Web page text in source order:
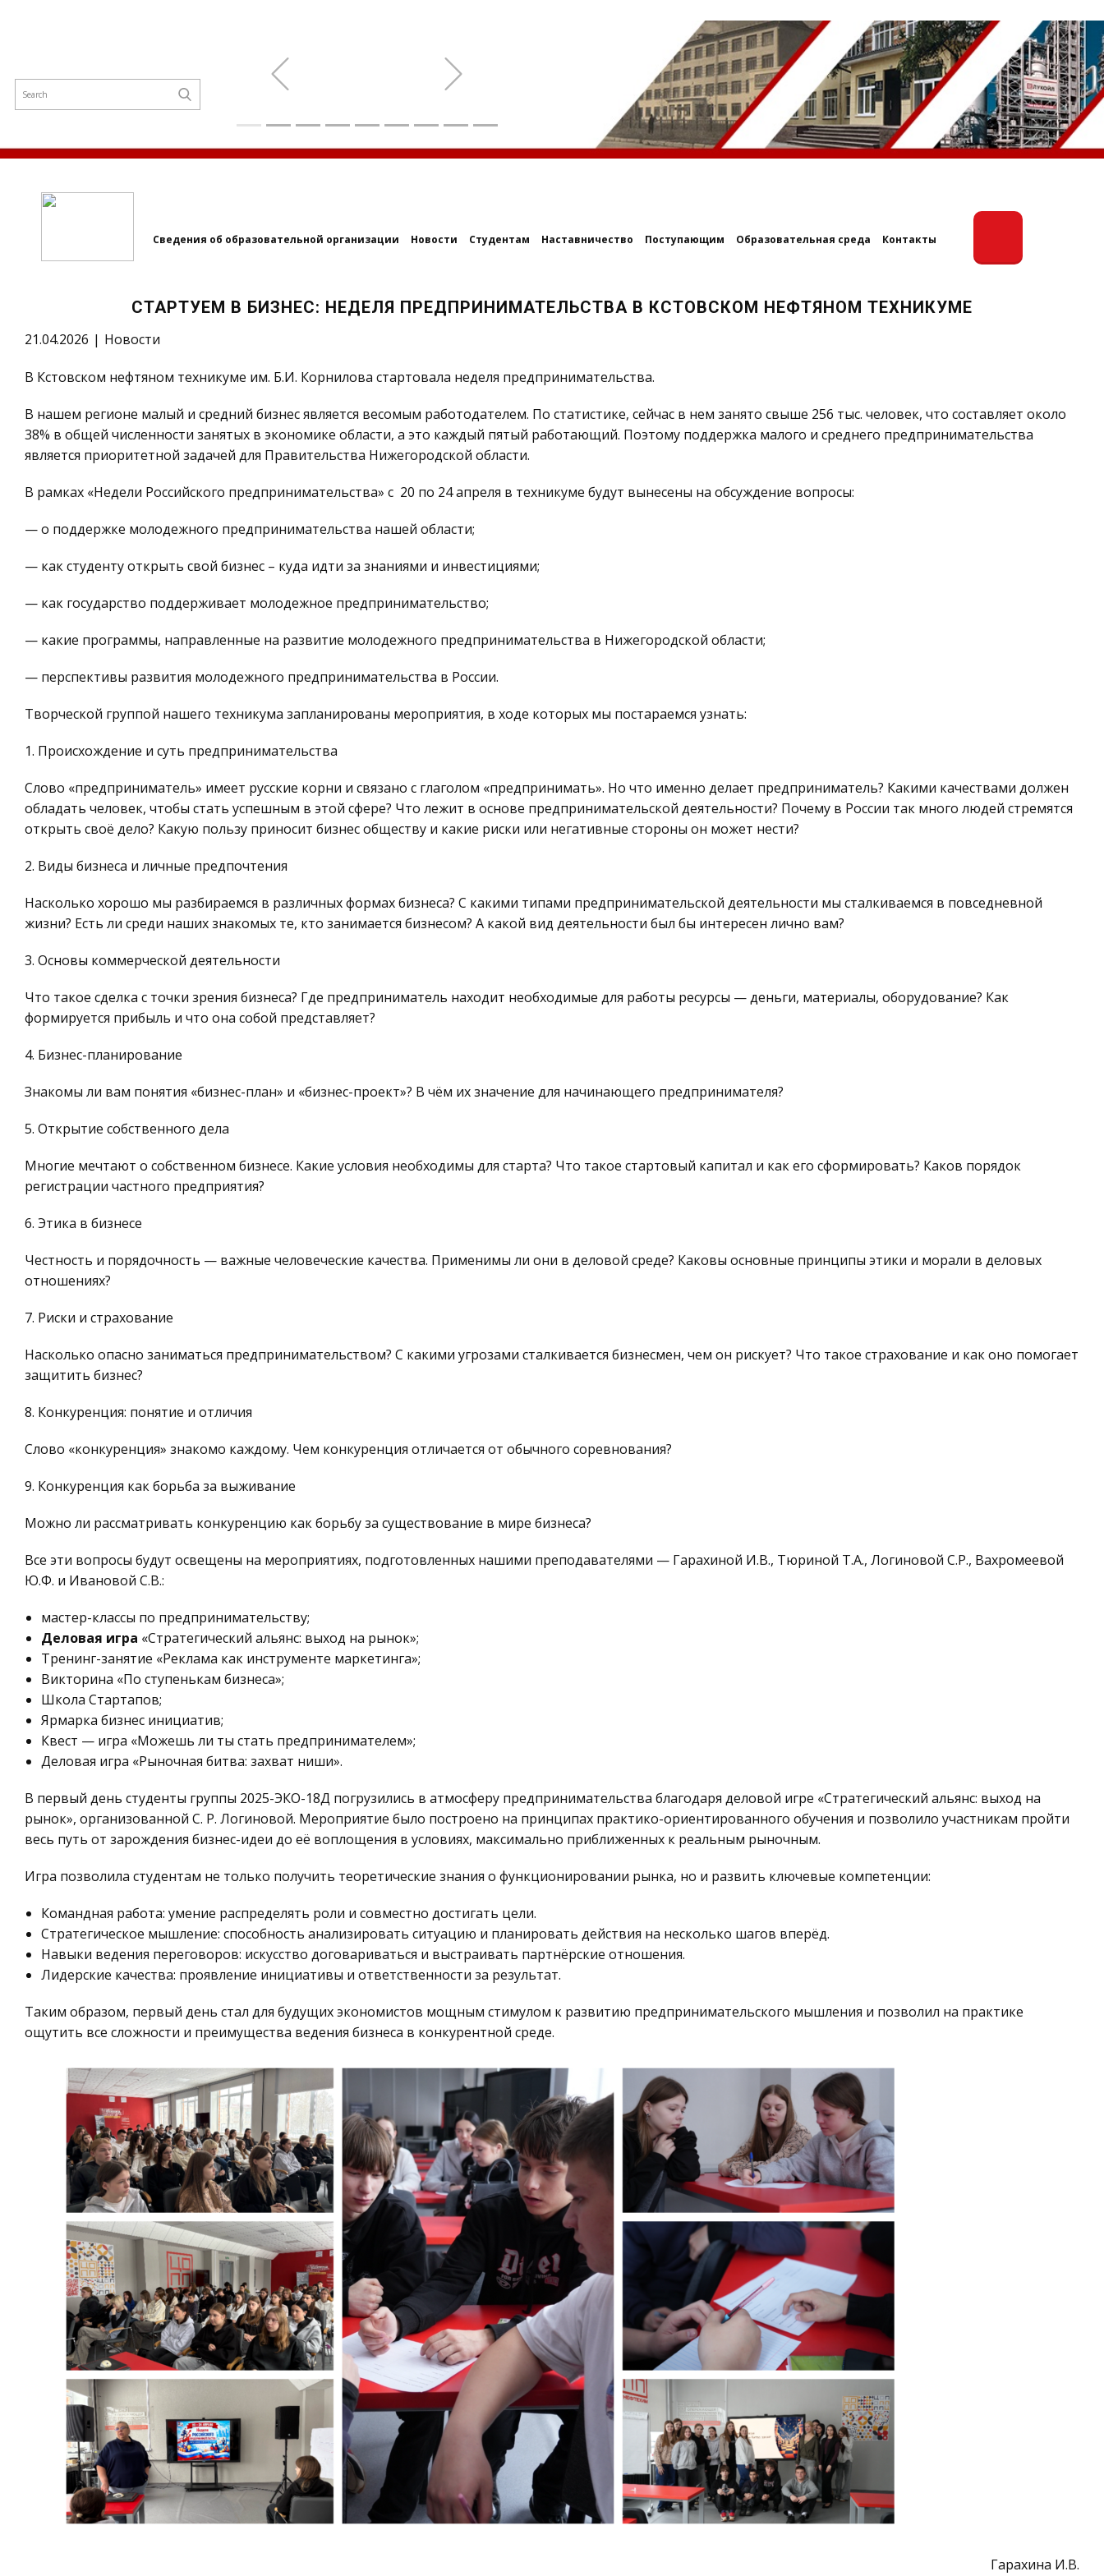
Сведения об образовательной организации Новости Студентам Наставничество Поступающим Образовательная среда Контакты
СТАРТУЕМ В БИЗНЕС: НЕДЕЛЯ ПРЕДПРИНИМАТЕЛЬСТВА В КСТОВСКОМ НЕФТЯНОМ ТЕХНИКУМЕ
21.04.2026 Новости
В Кстовском нефтяном техникуме им. Б.И. Корнилова стартовала неделя предпринимательства.
В нашем регионе малый и средний бизнес является весомым работодателем. По статистике, сейчас в нем занято свыше 256 тыс. человек, что составляет около
38% в общей численности занятых в экономике области, а это каждый пятый работающий. Поэтому поддержка малого и среднего предпринимательства
является приоритетной задачей для Правительства Нижегородской области.
В рамках «Недели Российского предпринимательства» с 20 по 24 апреля в техникуме будут вынесены на обсуждение вопросы:
— о поддержке молодежного предпринимательства нашей области;
— как студенту открыть свой бизнес – куда идти за знаниями и инвестициями;
— как государство поддерживает молодежное предпринимательство;
— какие программы, направленные на развитие молодежного предпринимательства в Нижегородской области;
— перспективы развития молодежного предпринимательства в России.
Творческой группой нашего техникума запланированы мероприятия, в ходе которых мы постараемся узнать:
1. Происхождение и суть предпринимательства
Слово «предприниматель» имеет русские корни и связано с глаголом «предпринимать». Но что именно делает предприниматель? Какими качествами должен
обладать человек, чтобы стать успешным в этой сфере? Что лежит в основе предпринимательской деятельности? Почему в России так много людей стремятся
открыть своё дело? Какую пользу приносит бизнес обществу и какие риски или негативные стороны он может нести?
2. Виды бизнеса и личные предпочтения
Насколько хорошо мы разбираемся в различных формах бизнеса? С какими типами предпринимательской деятельности мы сталкиваемся в повседневной
жизни? Есть ли среди наших знакомых те, кто занимается бизнесом? А какой вид деятельности был бы интересен лично вам?
3. Основы коммерческой деятельности
Что такое сделка с точки зрения бизнеса? Где предприниматель находит необходимые для работы ресурсы — деньги, материалы, оборудование? Как
формируется прибыль и что она собой представляет?
4. Бизнес-планирование
Знакомы ли вам понятия «бизнес-план» и «бизнес-проект»? В чём их значение для начинающего предпринимателя?
5. Открытие собственного дела
Многие мечтают о собственном бизнесе. Какие условия необходимы для старта? Что такое стартовый капитал и как его сформировать? Каков порядок
регистрации частного предприятия?
6. Этика в бизнесе
Честность и порядочность — важные человеческие качества. Применимы ли они в деловой среде? Каковы основные принципы этики и морали в деловых
отношениях?
7. Риски и страхование
Насколько опасно заниматься предпринимательством? С какими угрозами сталкивается бизнесмен, чем он рискует? Что такое страхование и как оно помогает
защитить бизнес?
8. Конкуренция: понятие и отличия
Слово «конкуренция» знакомо каждому. Чем конкуренция отличается от обычного соревнования?
9. Конкуренция как борьба за выживание
Можно ли рассматривать конкуренцию как борьбу за существование в мире бизнеса?
Все эти вопросы будут освещены на мероприятиях, подготовленных нашими преподавателями — Гарахиной И.В., Тюриной Т.А., Логиновой С.Р., Вахромеевой
Ю.Ф. и Ивановой С.В.:
мастер-классы по предпринимательству;
Деловая игра «Стратегический альянс: выход на рынок»;
Тренинг-занятие «Реклама как инструменте маркетинга»;
Викторина «По ступенькам бизнеса»;
Школа Стартапов;
Ярмарка бизнес инициатив;
Квест — игра «Можешь ли ты стать предпринимателем»;
Деловая игра «Рыночная битва: захват ниши».
В первый день студенты группы 2025-ЭКО-18Д погрузились в атмосферу предпринимательства благодаря деловой игре «Стратегический альянс: выход на
рынок», организованной С. Р. Логиновой. Мероприятие было построено на принципах практико-ориентированного обучения и позволило участникам пройти
весь путь от зарождения бизнес-идеи до её воплощения в условиях, максимально приближенных к реальным рыночным.
Игра позволила студентам не только получить теоретические знания о функционировании рынка, но и развить ключевые компетенции:
Командная работа: умение распределять роли и совместно достигать цели.
Стратегическое мышление: способность анализировать ситуацию и планировать действия на несколько шагов вперёд.
Навыки ведения переговоров: искусство договариваться и выстраивать партнёрские отношения.
Лидерские качества: проявление инициативы и ответственности за результат.
Таким образом, первый день стал для будущих экономистов мощным стимулом к развитию предпринимательского мышления и позволил на практике
ощутить все сложности и преимущества ведения бизнеса в конкурентной среде.
Гарахина И.В.